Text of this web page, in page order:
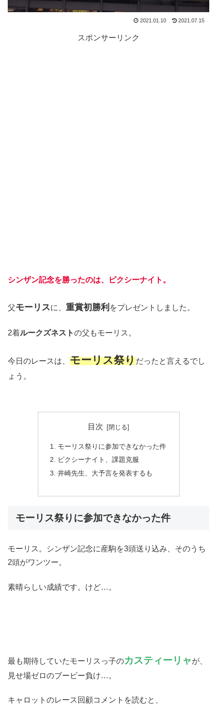
2021.01.10 2021.07.15
スポンサーリンク
シンザン記念を勝ったのは、ピクシーナイト。
父モーリスに、 重賞初勝利 をプレゼントしました。
2着ルークズネストの父もモーリス。
今日のレースは、 モーリス祭りだったと言えるでし
ょう。
目次
モーリス祭りに参加できなかった件
ピクシーナイト、課題克服
井崎先生、大予言を発表するも
モーリス祭りに参加できなかった件
モーリス。シンザン記念に産駒を3頭送り込み、そのうち
2頭がワンツー。
素晴らしい成績です。けど…。
最も期待していたモーリスっ子のカスティーリャが、
見せ場ゼロのブービー負け…。
キャロットのレース回顧コメントを読むと、